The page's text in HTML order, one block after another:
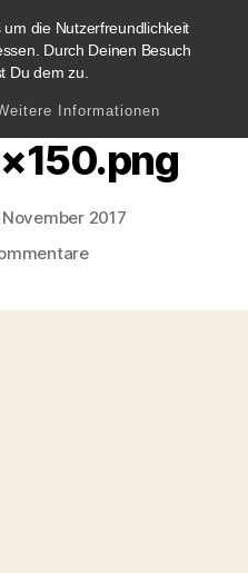
die Nutzerfreundlichkeit
Durch Deinen Besuch
Du dem zu.
Informationen
2017
zu